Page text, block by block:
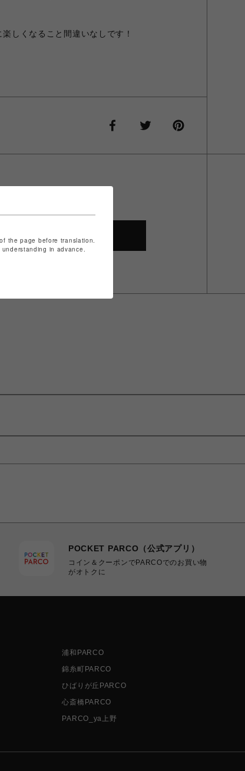
しくなること間違いなしです！
POCKET PARCO（公式アプリ）
コイン＆クーポンでPARCOでのお買い物
がオトクに
浦和PARCO
錦糸町PARCO
ひばりが丘PARCO
心斎橋PARCO
PARCO_ya上野
the page before translation.
in advance.